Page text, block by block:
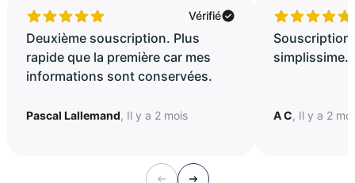
Vérifié
Deuxième souscription. Plus
rapide que la première car mes
informations sont conservées.
Pascal Lallemand, Il y a 2 mois
Souscription
A C, Il y a 2